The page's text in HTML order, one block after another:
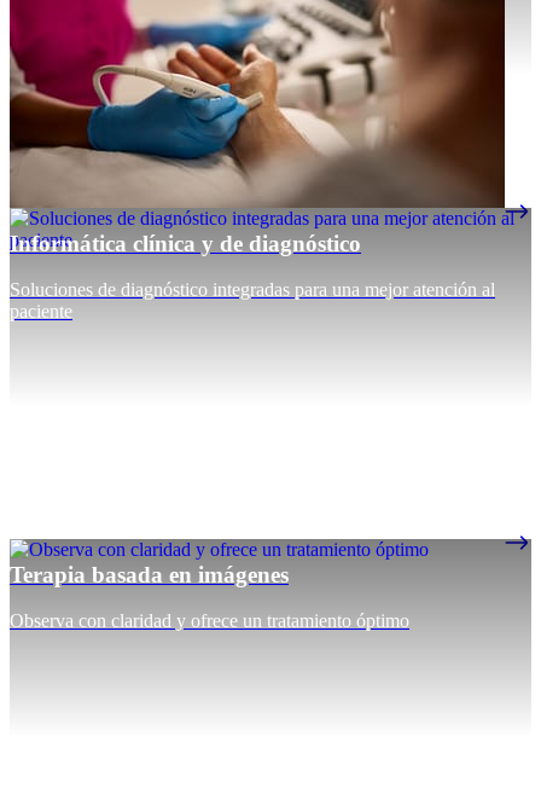
Informática clínica y de diagnóstico
Soluciones de diagnóstico integradas para una mejor atención al
paciente
Terapia basada en imágenes
Observa con claridad y ofrece un tratamiento óptimo